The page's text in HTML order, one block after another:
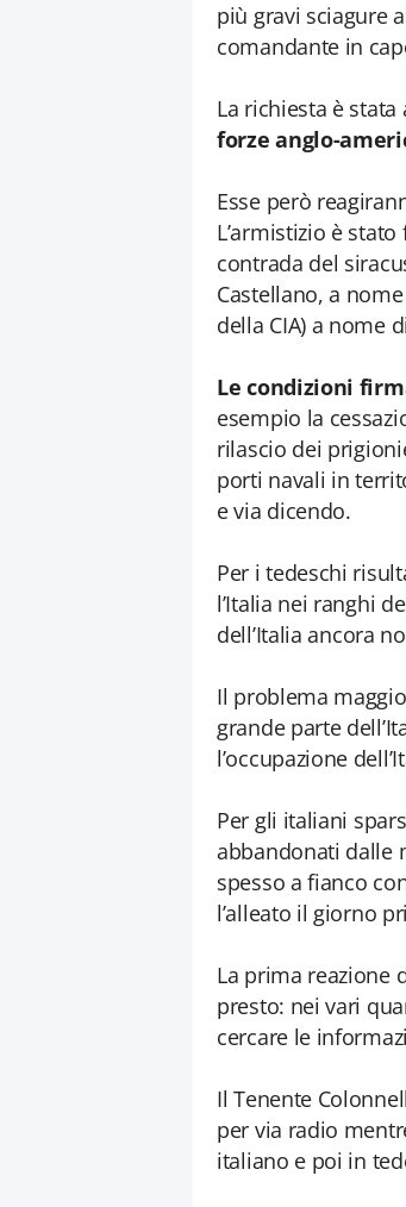
più gravi sciagure
comandante in
La richiesta è
forze anglo-
Esse però
L’armistizio è
contrada del
Castellano, a
della CIA) a nome
Le condizioni
esempio la
rilascio dei
porti navali in
e via dicendo.
Per i tedeschi
l’Italia nei ranghi
dell’Italia ancora
Il problema
grande parte
l’occupazione
Per gli italiani
abbandonati dalle
spesso a fianco
l’alleato il giorno
La prima reazione
presto: nei vari
cercare le
Il Tenente
per via radio
italiano e poi in